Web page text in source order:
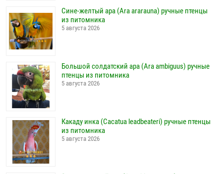
Сине-желтый ара (Ara ararauna) ручные птенцы
из питомника
5 августа 2026
Большой солдатский ара (Ara ambiguus) ручные
птенцы из питомника
5 августа 2026
Какаду инка (Cacatua leadbeateri) ручные птенцы
из питомника
5 августа 2026